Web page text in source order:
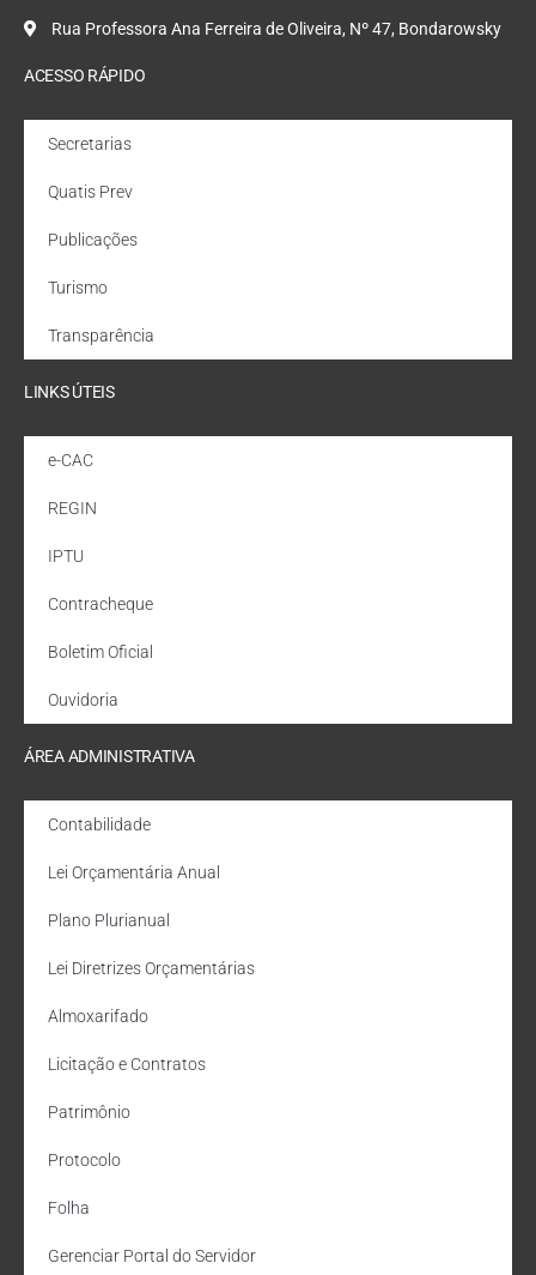
Rua Professora Ana Ferreira de Oliveira, Nº 47, Bondarowsky
ACESSO RÁPIDO
Secretarias
Quatis Prev
Publicações
Turismo
Transparência
LINKS ÚTEIS
e-CAC
REGIN
IPTU
Contracheque
Boletim Oficial
Ouvidoria
ÁREA ADMINISTRATIVA
Contabilidade
Lei Orçamentária Anual
Plano Plurianual
Lei Diretrizes Orçamentárias
Almoxarifado
Licitação e Contratos
Patrimônio
Protocolo
Folha
Gerenciar Portal do Servidor